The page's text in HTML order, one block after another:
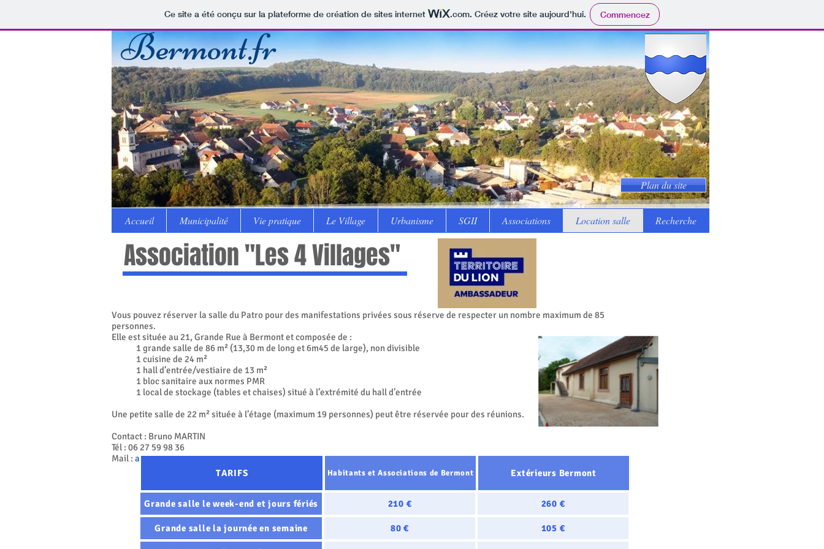
Ce site a été conçu sur la plateforme de création de sites internet .com. Créez votre site aujourd'hui. Commencez
Bermont.fr
Plan du site
Accueil Municipalité Vie pratique Le Village Urbanisme SGII Associations Location salle Recherche
Association "Les 4 Villages"
Vous pouvez réserver la salle du Patro pour des manifestations privées sous réserve de respecter un nombre maximum de 85
personnes.
Elle est située au 21, Grande Rue à Bermont et composée de :
1 grande salle de 86 m² (13,30 m de long et 6m45 de large), non divisible
1 cuisine de 24 m²
1 hall d’entrée/vestiaire de 13 m²
1 bloc sanitaire aux normes PMR
1 local de stockage (tables et chaises) situé à l’extrémité du hall d’entrée
Une petite salle de 22 m² située à l’étage (maximum 19 personnes) peut être réservée pour des réunions.
Contact : Bruno MARTIN
Tél : 06 27 59 98 36
Mail : assoc.4villages@gmail.com
Grande salle le week-end et jours fériés
Grande salle la journée en semaine
210 € 260 €
80 € 105 €
TARIFS Habitants et Associations de Bermont Extérieurs Bermont